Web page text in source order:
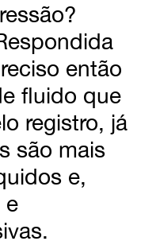
então
fluido que
registro, já
são mais
e,
e